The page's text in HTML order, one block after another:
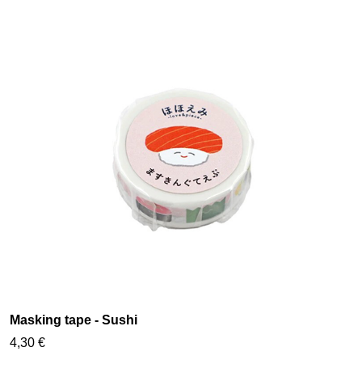
Masking tape - Sushi
4,30 €